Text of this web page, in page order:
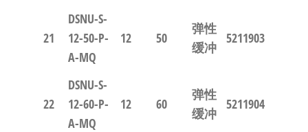
21
DSNU-S-
12-50-P-
A-MQ
12 50
弹性
缓冲
5211903
22
DSNU-S-
12-60-P-
A-MQ
12 60
弹性
缓冲
5211904